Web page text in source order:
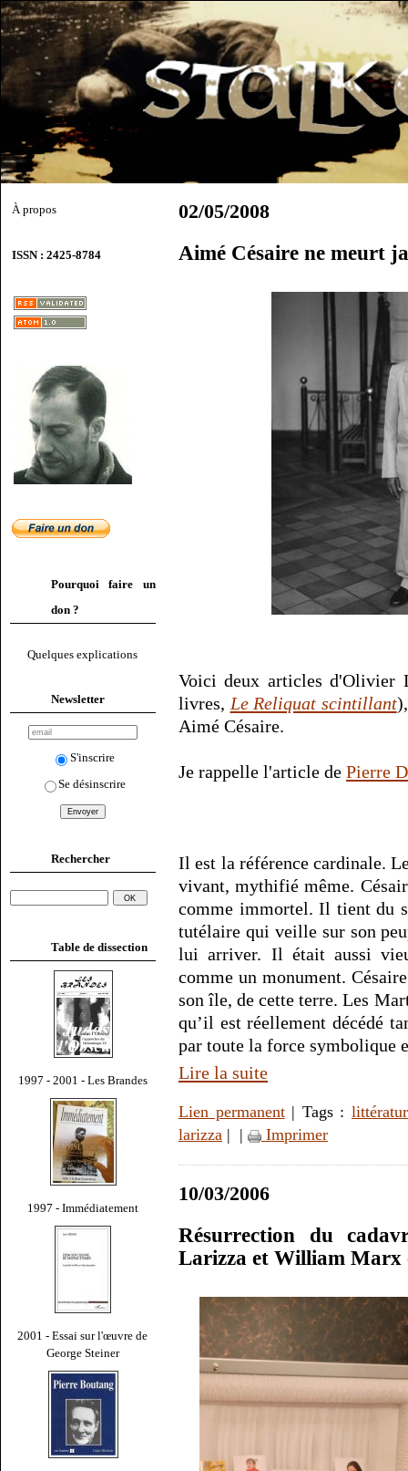
À propos
ISSN : 2425-8784
Pourquoi faire un
don ?
Quelques explications
Newsletter
S'inscrire
Se désinscrire
Rechercher
Table de dissection
1997 - 2001 - Les Brandes
1997 - Immédiatement
2001 - Essai sur l'œuvre de
George Steiner
02/05/2008
Aimé Césaire ne meurt
Voici deux articles d'Olivier
livres, Le Reliquat scintillant
Aimé Césaire.
Je rappelle l'article de Pierre
Il est la référence cardinale.
vivant, mythifié même.
comme immortel. Il tient du
tutélaire qui veille sur son
lui arriver. Il était aussi
comme un monument.
son île, de cette terre. Les
qu’il est réellement décédé
par toute la force symbolique
Lire la suite
Lien permanent| Tags :
larizza | | Imprimer
10/03/2006
Résurrection du
Larizza et William Marx